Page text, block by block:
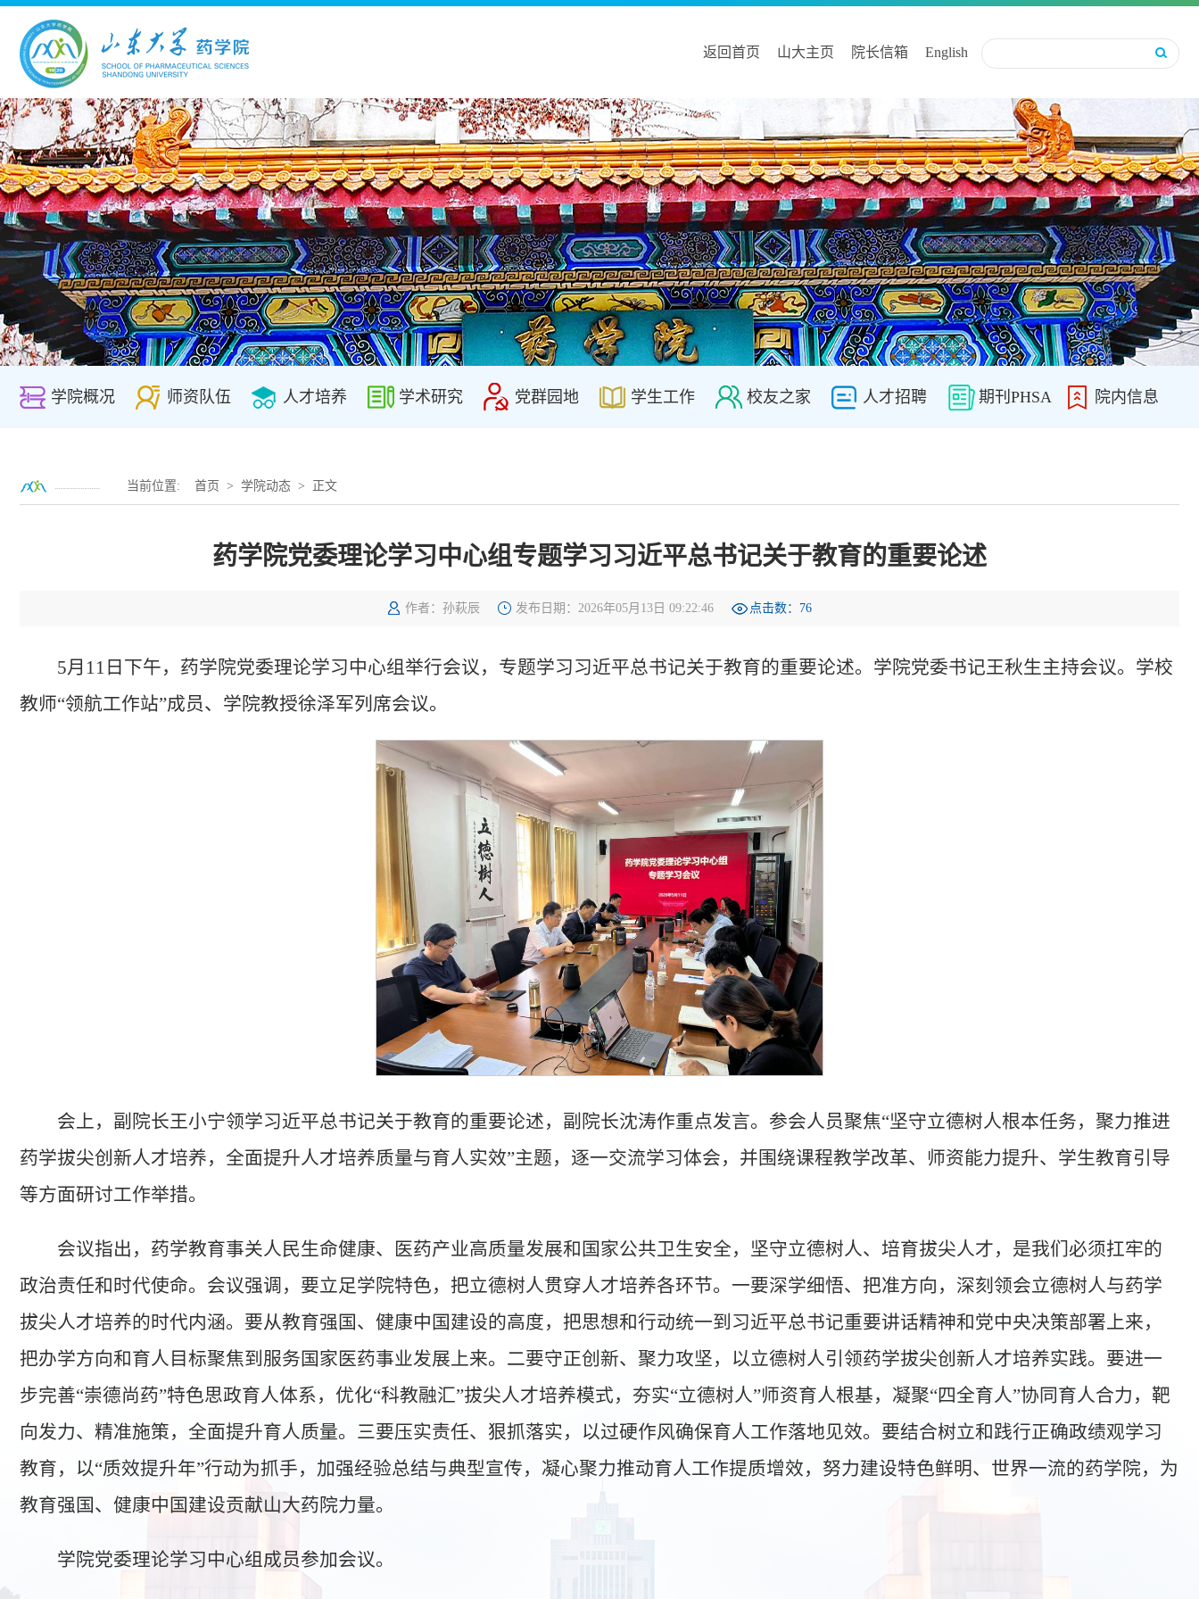
返回首页 山大主页 院长信箱 English
学院概况 师资队伍 人才培养 学术研究 党群园地 学生工作 校友之家 人才招聘 期刊PHSA 院内信息
当前位置: 首页 > 学院动态 > 正文
药学院党委理论学习中心组专题学习习近平总书记关于教育的重要论述
作者：孙萩辰 发布日期：2026年05月13日 09:22:46 点击数： 76
5月11日下午，药学院党委理论学习中心组举行会议，专题学习习近平总书记关于教育的重要论述。学院党委书记王秋生主持会议。学校
教师“领航工作站”成员、学院教授徐泽军列席会议。
会上，副院长王小宁领学习近平总书记关于教育的重要论述，副院长沈涛作重点发言。参会人员聚焦“坚守立德树人根本任务，聚力推进
药学拔尖创新人才培养，全面提升人才培养质量与育人实效”主题，逐一交流学习体会，并围绕课程教学改革、师资能力提升、学生教育引导
等方面研讨工作举措。
会议指出，药学教育事关人民生命健康、医药产业高质量发展和国家公共卫生安全，坚守立德树人、培育拔尖人才，是我们必须扛牢的
政治责任和时代使命。会议强调，要立足学院特色，把立德树人贯穿人才培养各环节。一要深学细悟、把准方向，深刻领会立德树人与药学
拔尖人才培养的时代内涵。要从教育强国、健康中国建设的高度，把思想和行动统一到习近平总书记重要讲话精神和党中央决策部署上来，
把办学方向和育人目标聚焦到服务国家医药事业发展上来。二要守正创新、聚力攻坚，以立德树人引领药学拔尖创新人才培养实践。要进一
步完善“崇德尚药”特色思政育人体系，优化“科教融汇”拔尖人才培养模式，夯实“立德树人”师资育人根基，凝聚“四全育人”协同育人合力，靶
向发力、精准施策，全面提升育人质量。三要压实责任、狠抓落实，以过硬作风确保育人工作落地见效。要结合树立和践行正确政绩观学习
教育，以“质效提升年”行动为抓手，加强经验总结与典型宣传，凝心聚力推动育人工作提质增效，努力建设特色鲜明、世界一流的药学院，为
教育强国、健康中国建设贡献山大药院力量。
学院党委理论学习中心组成员参加会议。